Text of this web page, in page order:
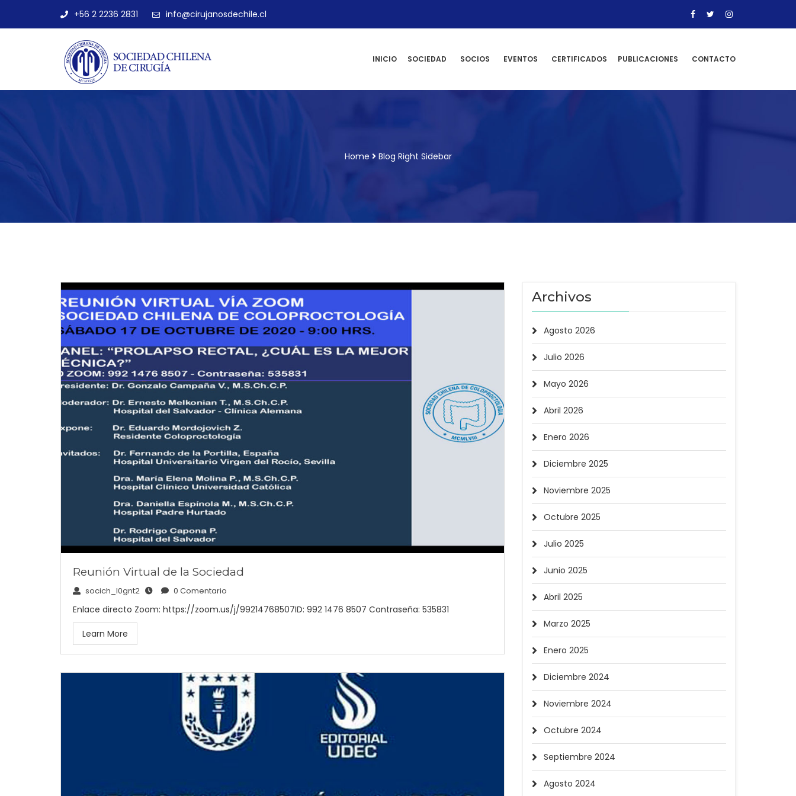
+56 2 2236 2831 info@cirujanosdechile.cl
INICIO SOCIEDAD SOCIOS EVENTOS CERTIFICADOS PUBLICACIONES CONTACTO
Home Blog Right Sidebar
Reunión Virtual de la Sociedad
socich_l0gnt2 0 Comentario
Enlace directo Zoom: https://zoom.us/j/99214768507ID: 992 1476 8507 Contraseña: 535831
Learn More
Archivos
Agosto 2026
Julio 2026
Mayo 2026
Abril 2026
Enero 2026
Diciembre 2025
Noviembre 2025
Octubre 2025
Julio 2025
Junio 2025
Abril 2025
Marzo 2025
Enero 2025
Diciembre 2024
Noviembre 2024
Octubre 2024
Septiembre 2024
Agosto 2024